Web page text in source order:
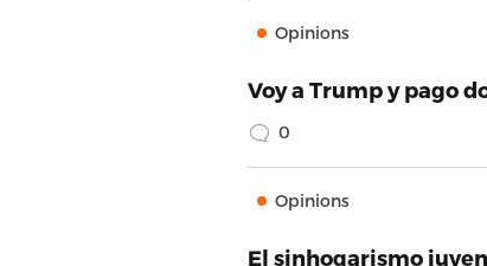
Opinions
Voy a Trump y pago
0
Opinions
El sinhogarismo